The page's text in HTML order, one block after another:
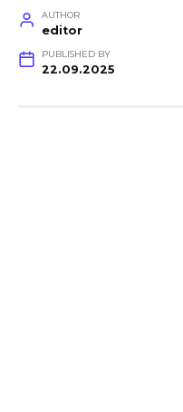
AUTHOR
editor
PUBLISHED BY
22.09.2025